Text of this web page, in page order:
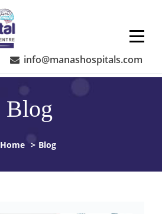
info@manashospitals.com
Blog
Home > Blog